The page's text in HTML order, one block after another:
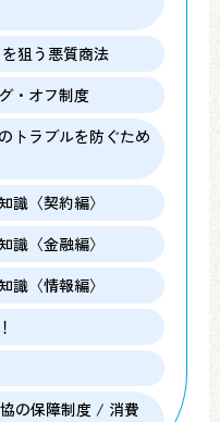
狙う悪質商法
・オフ制度
トラブルを防ぐため
識〈契約編〉
識〈金融編〉
識〈情報編〉
の保障制度 / 消費